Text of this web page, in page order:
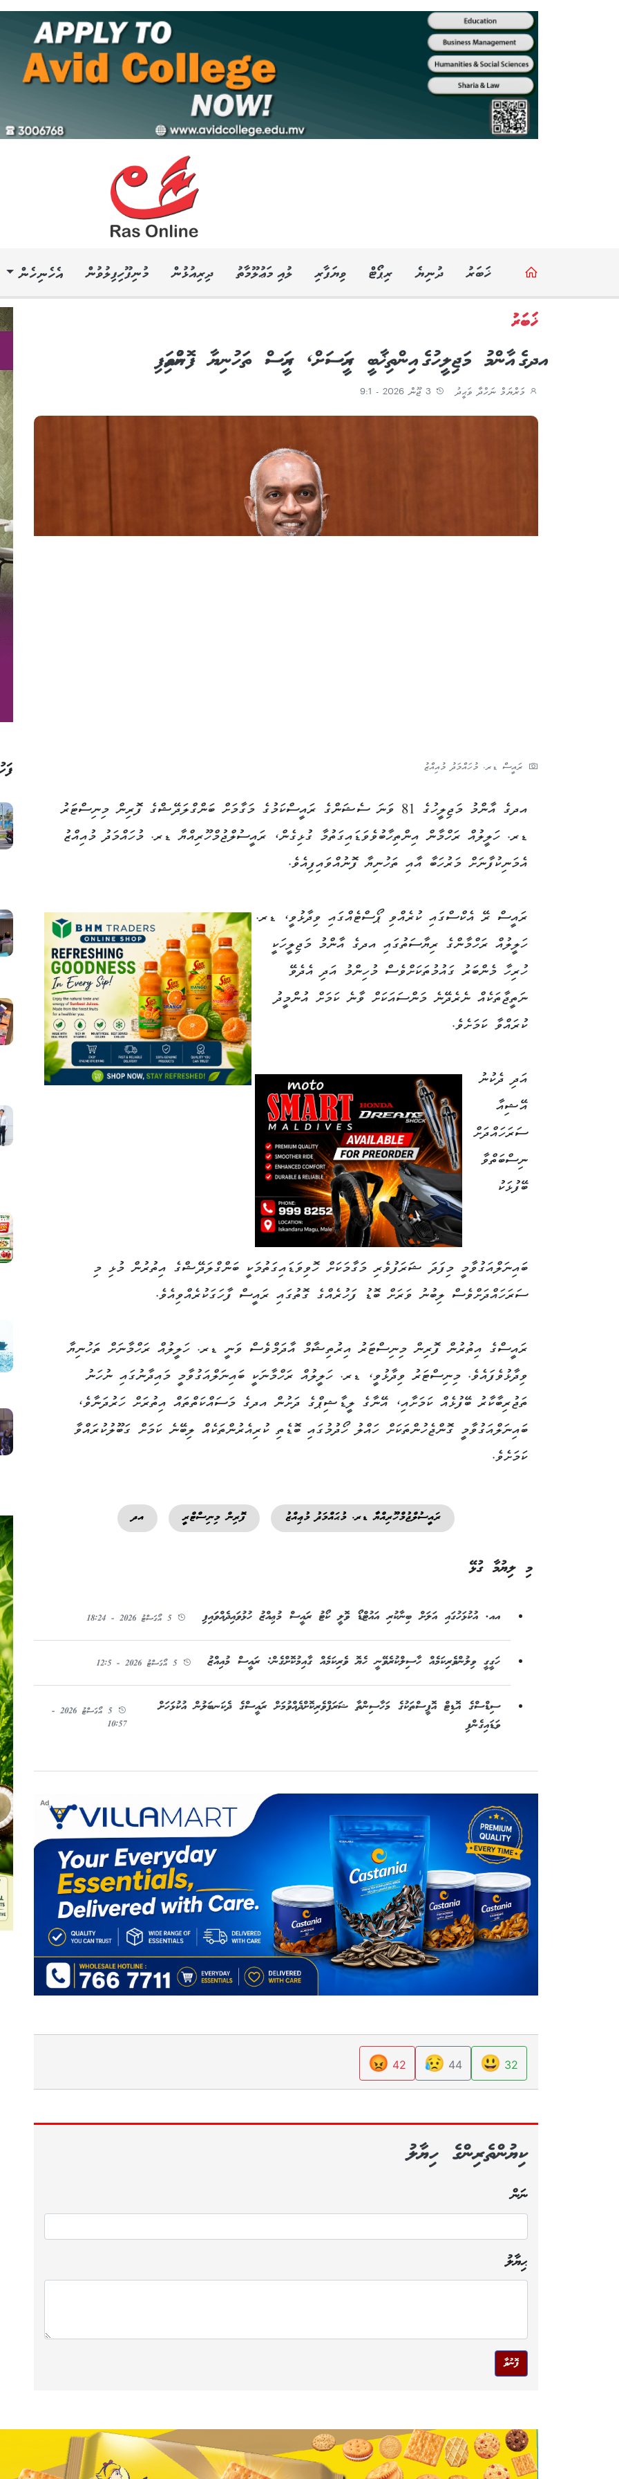
ޚަބަރު ދުނިޔެ ރިޕޯޓް ވިޔަފާރި ލުއި މަޢުލޫމާތު ދިރިއުޅުން މުނިފޫހިފިލުވުން އެހެނިހެން
ޚަބަރު
އދގެ އާންމު މަޖިލީހުގެ އިންތިޚާބީ ރައީސަށް, ރައީސް ތަހުނިޔާ ފޮނުއްވައިފި
މަރްޔަމް ނަހްދާ ވަޙީދު
ރައީސް ޑރ. މުހައްމަދު މުއިއްޒު
އދގެ އާންމު މަޖިލީހުގެ 81 ވަނަ ސެޝަންގެ ރައީސްކަމުގެ މަގާމަށް ބަންގްލަދޭޝްގެ ފޮރިން މިނިސްޓަރު
ޑރ. ހަލީލުއް ރަހްމާން އިންތިހާބުވެވަޑައިގަތުމާ ގުޅިގެން، ރައީސުލްޖުމްހޫރިއްޔާ ޑރ. މުހައްމަދު މުއިއްޒު
އެމަނިކުފާނަށް މަރުހަބާ އާއި ތަހުނިޔާ ފޮނުއްވައިފިއެވެ.
ރައީސް ރޭ އެކްސްގައި ކުރެއްވި ޕޯސްޓެއްގައި ވިދާޅުވީ، ޑރ.
ހަލީލުއް ރަހްމާންގެ ރިޔާސަތުގައި އދގެ އާންމު މަޖިލީހަކީ
ހުރިހާ މެންބަރު ގައުމުތަކަށްވެސް މުހިންމު އަދި އެދެވޭ
ނަތީޖާތަކެއް ނެރެދޭނެ މަންސައަކަށް ވާނެ ކަމަށް އުންމީދު
ކުރައްވާ ކަމަށެވެ.
އަދި ދެކުނު
އޭޝިއާ
ސަރަހައްދަށް
ނިސްބަތްވާ
ބޭފުޅަކު
ބައިނަލްއަގުވާމީ މިފަދަ ޝަރަފުވެރި މަގާމަކަށް ހޮވިވަޑައިގަތުމަކީ ބަންގްލަދޭޝްގެ އިތުރުން މުޅި މި
ސަރަހައްދަށްވެސް ލިބުނު ވަރަށް ބޮޑު ފަހުރެއްގެ ގޮތުގައި ރައީސް ފާހަގަކުރެއްވިއެވެ.
ރައީސްގެ އިތުރުން ފޮރިން މިނިސްޓަރު އިރުތިޝާމް އާދަމްވެސް ވަނީ ޑރ. ހަލީލުއް ރަހްމާނަށް ތަހުނިޔާ
ވިދާޅުވެފައެވެ. މިނިސްޓަރު ވިދާޅުވީ، ޑރ. ހަލީލުއް ރަހްމާނަކީ ބައިނަލްއަގުވާމީ މައިދާނުގައި ނުހަނު
ތަޖުރިބާކާރު ބޭފުޅެއް ކަމަށާއި، އޭނާގެ ލީޑާޝިޕްގެ ދަށުން އދގެ މަސައްކަތްތައް އިތުރަށް ހަރުދަނާވެ،
ބައިނަލްއަގުވާމީ ގޮންޖެހުންތަކަށް ހައްލު ހޯދުމުގައި ބޮޑެތި ކުރިއެރުންތަކެއް ލިބޭނެ ކަމަށް ގަބޫލުކުރައްވާ
ކަމަށެވެ.
ރައީސުލްޖުމްހޫރިއްޔާ ޑރ. މުޙައްމަދު މުޢިއްޒު ފޮރިން މިނިސްޓްރީ އދ
މި ލިޔުމާ ގުޅޭ
އއ. އުކުޅަހުގައި އަލަށް ބިނާކުރި އައުޓްޑޯ ވޮލީ ކޯޓު ރައީސް މުޢިއްޒު ހުޅުވައިދެއްވައިފި 5 އޯގަސްޓު 2026 - 18:24
ހަގީގީ ވިލުންވެރިކަމެއް ހާސިލްކުރެވޭނީ ހެޔޮ ވެރިކަމެއް ގާއިމުކޮށްގެން: ރައީސް މުއިއްޒު 5 އޯގަސްޓު 2026 - 12:5
ސިޑްސްގެ އޮޑިޓް އޮފީސްތަކުގެ މަހާސިންތާ ޝަރަފްވެރިކޮށްދެއްވުމަށް ރައީސްގެ ދެކަނބަލުން އުކުޅަހަށް
ވަޑައިގެންފި
5 އޯގަސްޓު 2026 -
10:57
Ad
32
😃
44
😥
42
😡
ކިޔުންތެރިންގެ ހިޔާލު
ނަން
ޙިޔާލު
ފޮނުވާ